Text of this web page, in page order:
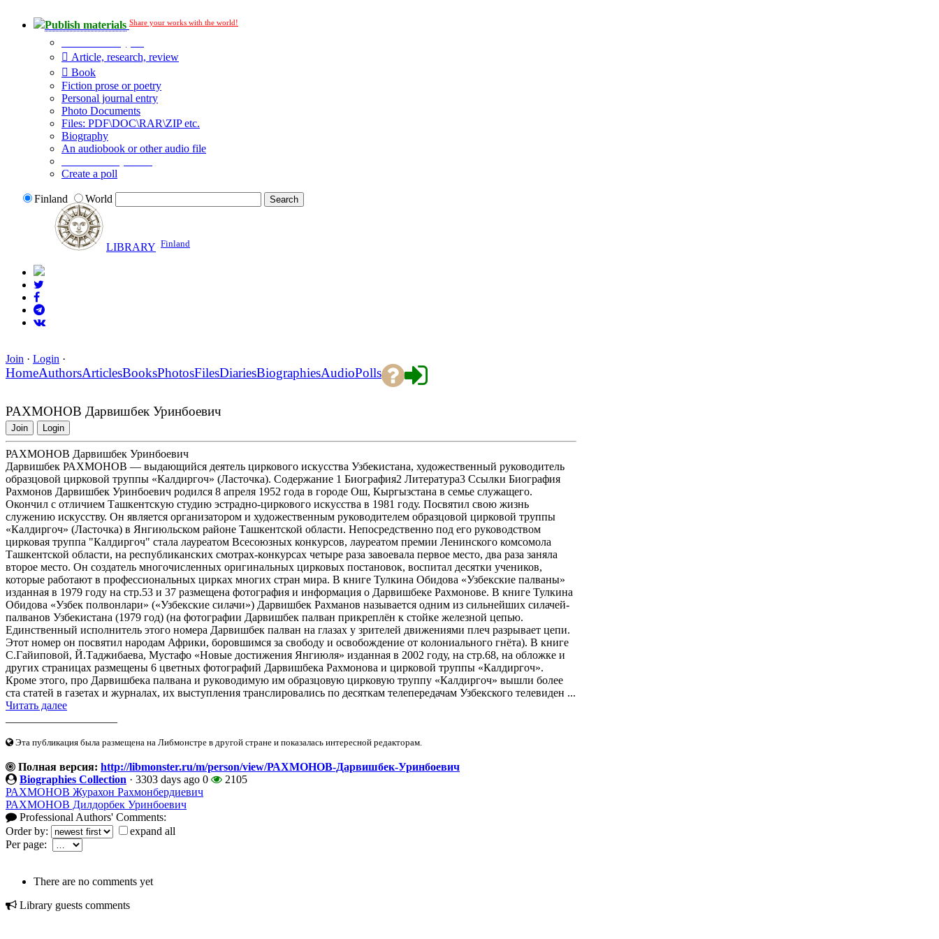
Publish materials Share your works with the world!
Article, research, review
Book
Fiction prose or poetry
Personal journal entry
Photo Documents
Files: PDF\DOC\RAR\ZIP etc.
Biography
An audiobook or other audio file
Create a poll
Finland World
LIBRARY Finland
Join · Login ·
HomeAuthorsArticlesBooksPhotosFilesDiariesBiographiesAudioPolls
РАХМОНОВ Дарвишбек Уринбоевич
Join Login
РАХМОНОВ Дарвишбек Уринбоевич
Дарвишбек РАХМОНОВ — выдающийся деятель циркового искусства Узбекистана, художественный руководитель
образцовой цирковой труппы «Калдиргоч» (Ласточка). Содержание 1 Биография2 Литература3 Ссылки Биография
Рахмонов Дарвишбек Уринбоевич родился 8 апреля 1952 года в городе Ош, Кыргызстана в семье служащего.
Окончил с отличием Ташкентскую студию эстрадно-циркового искусства в 1981 году. Посвятил свою жизнь
служению искусству. Он является организатором и художественным руководителем образцовой цирковой труппы
«Калдиргоч» (Ласточка) в Янгиюльском районе Ташкентской области. Непосредственно под его руководством
цирковая труппа "Калдиргоч" стала лауреатом Всесоюзных конкурсов, лауреатом премии Ленинского комсомола
Ташкентской области, на республиканских смотрах-конкурсах четыре раза завоевала первое место, два раза заняла
второе место. Он создатель многочисленных оригинальных цирковых постановок, воспитал десятки учеников,
которые работают в профессиональных цирках многих стран мира. В книге Тулкина Обидова «Узбекские палваны»
изданная в 1979 году на стр.53 и 37 размещена фотография и информация о Дарвишбеке Рахмонове. В книге Тулкина
Обидова «Узбек полвонлари» («Узбекские силачи») Дарвишбек Рахманов называется одним из сильнейших силачей-
палванов Узбекистана (1979 год) (на фотографии Дарвишбек палван прикреплён к стойке железной цепью.
Единственный исполнитель этого номера Дарвишбек палван на глазах у зрителей движениями плеч разрывает цепи.
Этот номер он посвятил народам Африки, боровшимся за свободу и освобождение от колониального гнёта). В книге
С.Гайиповой, Й.Таджибаева, Мустафо «Новые достижения Янгиюля» изданная в 2002 году, на стр.68, на обложке и
других страницах размещены 6 цветных фотографий Дарвишбека Рахмонова и цирковой труппы «Калдиргоч».
Кроме этого, про Дарвишбека палвана и руководимую им образцовую цирковую труппу «Калдиргоч» вышли более
ста статей в газетах и журналах, их выступления транслировались по десяткам телепередачам Узбекского телевиден ...
Читать далее
Эта публикация была размещена на Либмонстре в другой стране и показалась интересной редакторам.
Полная версия: http://libmonster.ru/m/person/view/РАХМОНОВ-Дарвишбек-Уринбоевич
Biographies Collection · 3303 days ago 0
2105
РАХМОНОВ Журахон Рахмонбердиевич
РАХМОНОВ Дилдорбек Уринбоевич
Professional Authors' Comments:
Order by:
expand all
Per page:
There are no comments yet
Library guests comments